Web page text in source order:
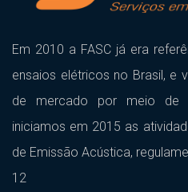
Em 2010 a FASC já era
ensaios elétricos no Brasil, e
de mercado por meio de
iniciamos em 2015 as
de Emissão Acústica,
12